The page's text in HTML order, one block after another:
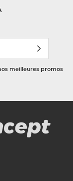
meilleures promos